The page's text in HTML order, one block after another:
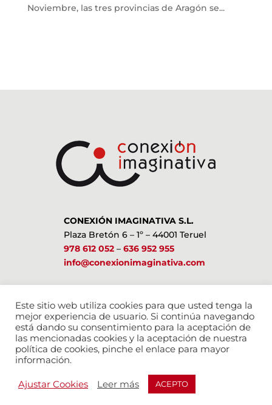
Noviembre, las tres provincias de Aragón se...
CONEXIÓN IMAGINATIVA S.L.
Plaza Bretón 6 – 1º – 44001 Teruel
978 612 052– 636 952 955
info@conexionimaginativa.com
Este sitio web utiliza cookies para que usted tenga la
mejor experiencia de usuario. Si continúa navegando
está dando su consentimiento para la aceptación de
las mencionadas cookies y la aceptación de nuestra
política de cookies, pinche el enlace para mayor
información.
Ajustar Cookies Leer más ACEPTO